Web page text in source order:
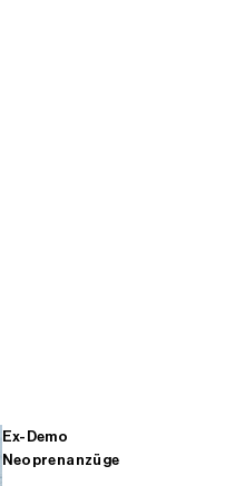
Ex-Demo
Neoprenanzüge